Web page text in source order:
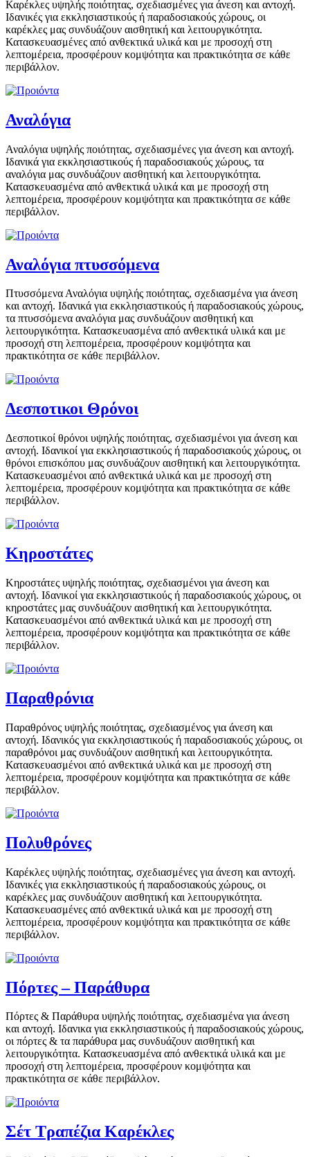
Καρέκλες υψηλής ποιότητας, σχεδιασμένες για άνεση και αντοχή.
Ιδανικές για εκκλησιαστικούς ή παραδοσιακούς χώρους, οι
καρέκλες μας συνδυάζουν αισθητική και λειτουργικότητα.
Κατασκευασμένες από ανθεκτικά υλικά και με προσοχή στη
λεπτομέρεια, προσφέρουν κομψότητα και πρακτικότητα σε κάθε
περιβάλλον.
Αναλόγια
Αναλόγια υψηλής ποιότητας, σχεδιασμένες για άνεση και αντοχή.
Ιδανικά για εκκλησιαστικούς ή παραδοσιακούς χώρους, τα
αναλόγια μας συνδυάζουν αισθητική και λειτουργικότητα.
Κατασκευασμένα από ανθεκτικά υλικά και με προσοχή στη
λεπτομέρεια, προσφέρουν κομψότητα και πρακτικότητα σε κάθε
περιβάλλον.
Αναλόγια πτυσσόμενα
Πτυσσόμενα Αναλόγια υψηλής ποιότητας, σχεδιασμένα για άνεση
και αντοχή. Ιδανικά για εκκλησιαστικούς ή παραδοσιακούς χώρους,
τα πτυσσόμενα αναλόγια μας συνδυάζουν αισθητική και
λειτουργικότητα. Κατασκευασμένα από ανθεκτικά υλικά και με
προσοχή στη λεπτομέρεια, προσφέρουν κομψότητα και
πρακτικότητα σε κάθε περιβάλλον.
Δεσποτικοι Θρόνοι
Δεσποτικοί θρόνοι υψηλής ποιότητας, σχεδιασμένοι για άνεση και
αντοχή. Ιδανικοί για εκκλησιαστικούς ή παραδοσιακούς χώρους, οι
θρόνοι επισκόπου μας συνδυάζουν αισθητική και λειτουργικότητα.
Κατασκευασμένοι από ανθεκτικά υλικά και με προσοχή στη
λεπτομέρεια, προσφέρουν κομψότητα και πρακτικότητα σε κάθε
περιβάλλον.
Κηροστάτες
Κηροστάτες υψηλής ποιότητας, σχεδιασμένοι για άνεση και
αντοχή. Ιδανικοί για εκκλησιαστικούς ή παραδοσιακούς χώρους, οι
κηροστάτες μας συνδυάζουν αισθητική και λειτουργικότητα.
Κατασκευασμένοι από ανθεκτικά υλικά και με προσοχή στη
λεπτομέρεια, προσφέρουν κομψότητα και πρακτικότητα σε κάθε
περιβάλλον.
Παραθρόνια
Παραθρόνος υψηλής ποιότητας, σχεδιασμένος για άνεση και
αντοχή. Ιδανικός για εκκλησιαστικούς ή παραδοσιακούς χώρους, οι
παραθρόνοι μας συνδυάζουν αισθητική και λειτουργικότητα.
Κατασκευασμένοι από ανθεκτικά υλικά και με προσοχή στη
λεπτομέρεια, προσφέρουν κομψότητα και πρακτικότητα σε κάθε
περιβάλλον.
Πολυθρόνες
Καρέκλες υψηλής ποιότητας, σχεδιασμένες για άνεση και αντοχή.
Ιδανικές για εκκλησιαστικούς ή παραδοσιακούς χώρους, οι
καρέκλες μας συνδυάζουν αισθητική και λειτουργικότητα.
Κατασκευασμένες από ανθεκτικά υλικά και με προσοχή στη
λεπτομέρεια, προσφέρουν κομψότητα και πρακτικότητα σε κάθε
περιβάλλον.
Πόρτες – Παράθυρα
Πόρτες & Παράθυρα υψηλής ποιότητας, σχεδιασμένα για άνεση
και αντοχή. Ιδανικα για εκκλησιαστικούς ή παραδοσιακούς χώρους,
οι πόρτες & τα παράθυρα μας συνδυάζουν αισθητική και
λειτουργικότητα. Κατασκευασμένα από ανθεκτικά υλικά και με
προσοχή στη λεπτομέρεια, προσφέρουν κομψότητα και
πρακτικότητα σε κάθε περιβάλλον.
Σέτ Τραπέζια Καρέκλες